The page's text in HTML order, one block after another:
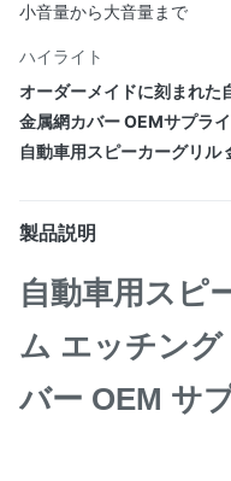
小音量から大音量まで
ハイライト
オーダーメイドに刻まれた
金属網カバー OEMサプラ
自動車用スピーカーグリル
製品説明
自動車用スピ
ム エッチン
バー OEM サ